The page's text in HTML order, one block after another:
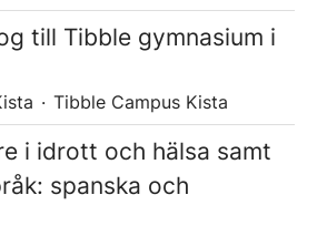
till Tibble gymnasium i
· Tibble Campus Kista
i idrott och hälsa samt
spanska och